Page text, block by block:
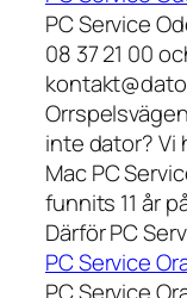
PC Service
08 37 21 00
inte dator? Vi
Mac PC
funnits 11 år
Därför PC
PC Service